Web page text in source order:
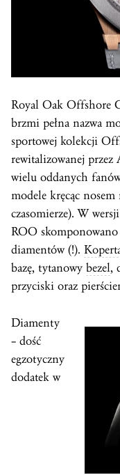
Royal Oak Offshore
brzmi pełna nazwa
sportowej kolekcji
rewitalizowanej przez
wielu oddanych
modele kręcąc
czasomierze). W
ROO
diamentów (!).
bazę, tytanowy bezel,
przyciski oraz
Diamenty
– dość
egzotyczny
dodatek w